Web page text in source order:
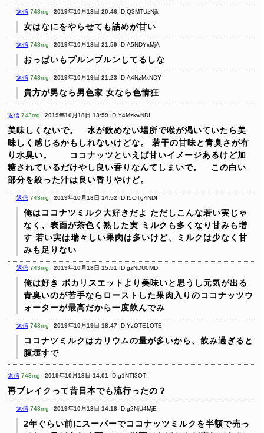
返信 743mg 2019年10月18日 20:46 ID:Q3MTUzNjk
女はなにをやらせても詰めが甘い
返信 743mg 2019年10月18日 21:59 ID:A5NDYxMjA
おっぱいもプルンプルンしてるしな
返信 743mg 2019年10月19日 21:23 ID:A4NzMxNDY
貴方が男なら男色家 女なら色情狂
返信 743mg 2019年10月18日 13:59 ID:Y4MzkwNDI
美味しくないで。 水が飲めない場所で喉が渇いていたら美
味しく感じるかもしれないけどな。
若干の甘味と青臭さが有
り水臭い。 ココナッツといえば甘いイメージあるけど加
糖されているだけやし良い香りなんてしまいで。 この白い
部分を絞った汁は良い香りやけど。
返信 743mg 2019年10月18日 14:52 ID:I5OTg4NDI
俺はココナツミルク大好きだよ ただしこんな若い実じゃ
なく、表面が茶色く熟した実 ミルクも多くなり甘みも増
す 若い実は瑞々しい果肉は多いけど、ミルクは少なく甘
みも足りない
返信 743mg 2019年10月18日 15:51 ID:gzNDU0MDI
俺は好き ポカリスエットより美味いと思うし元気が出る
青臭いのが苦手ならローストした果肉入りのココナッツウ
ォーターが最高だから一度飲んでみ
返信 743mg 2019年10月19日 18:47 ID:YzOTE1OTE
ココナツミルクはカリウムの量が多いから、飲み過ぎると
腹壊すで
返信 743mg 2019年10月18日 14:01 ID:g1NTI3OTI
再ブレイクって昔日本でも流行ったの？
返信 743mg 2019年10月18日 14:18 ID:g2NjU4MjE
2年ぐらい前にスーパーでココナッツミルクを半額で売っ